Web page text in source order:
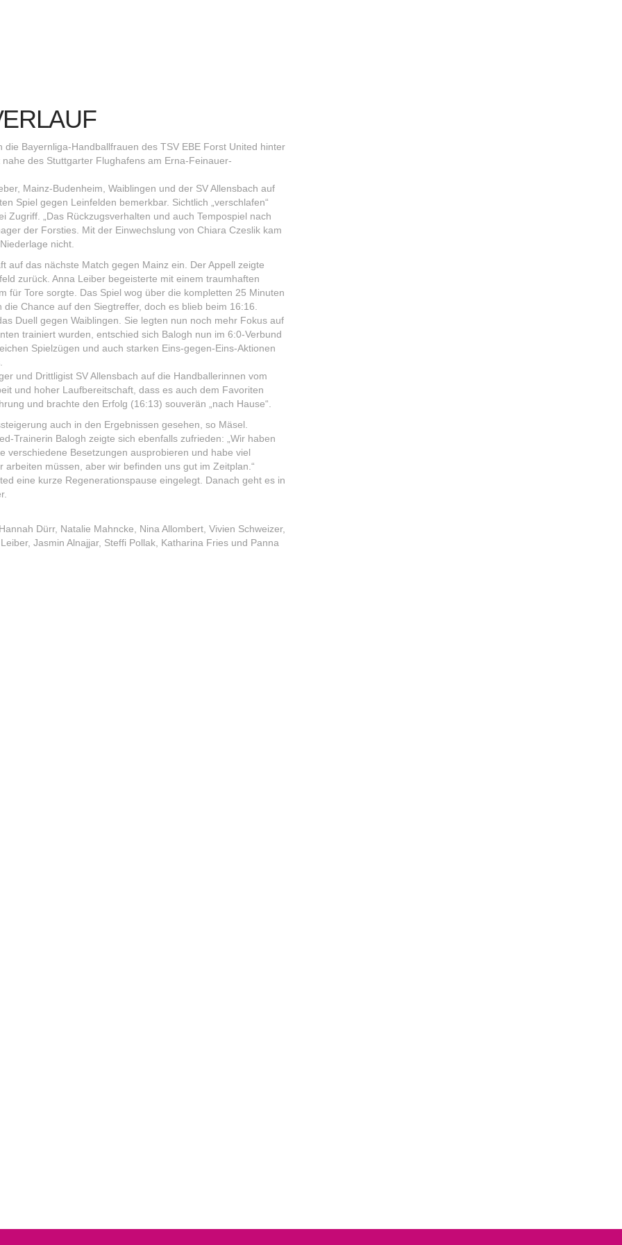
Bayernliga-Handballfrauen des TSV EBE Forst United hinter
des Stuttgarter Flughafens am Erna-Feinauer-
Mainz-Budenheim, Waiblingen und der SV Allensbach auf
Spiel gegen Leinfelden bemerkbar. Sichtlich „verschlafen“
„Das Rückzugsverhalten und auch Tempospiel nach
der Forsties. Mit der Einwechslung von Chiara Czeslik kam
nicht.
auf das nächste Match gegen Mainz ein. Der Appell zeigte
zurück. Anna Leiber begeisterte mit einem traumhaften
für Tore sorgte. Das Spiel wog über die kompletten 25 Minuten
Chance auf den Siegtreffer, doch es blieb beim 16:16.
Duell gegen Waiblingen. Sie legten nun noch mehr Fokus auf
trainiert wurden, entschied sich Balogh nun im 6:0-Verbund
Spielzügen und auch starken Eins-gegen-Eins-Aktionen
und Drittligist SV Allensbach auf die Handballerinnen vom
und hoher Laufbereitschaft, dass es auch dem Favoriten
und brachte den Erfolg (16:13) souverän „nach Hause“.
auch in den Ergebnissen gesehen, so Mäsel.
Trainerin Balogh zeigte sich ebenfalls zufrieden: „Wir haben
verschiedene Besetzungen ausprobieren und habe viel
müssen, aber wir befinden uns gut im Zeitplan.“
eine kurze Regenerationspause eingelegt. Danach geht es in
Dürr, Natalie Mahncke, Nina Allombert, Vivien Schweizer,
Jasmin Alnajjar, Steffi Pollak, Katharina Fries und Panna